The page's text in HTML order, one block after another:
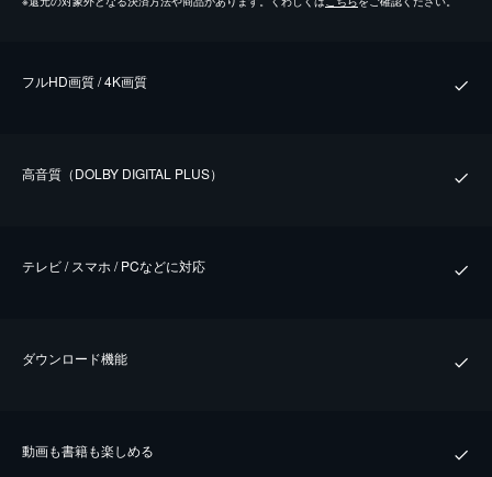
フルHD画質 / 4K画質
⾼⾳質（DOLBY DIGITAL PLUS）
テレビ / スマホ / PCなどに対応
ダウンロード機能
動画も書籍も楽しめる